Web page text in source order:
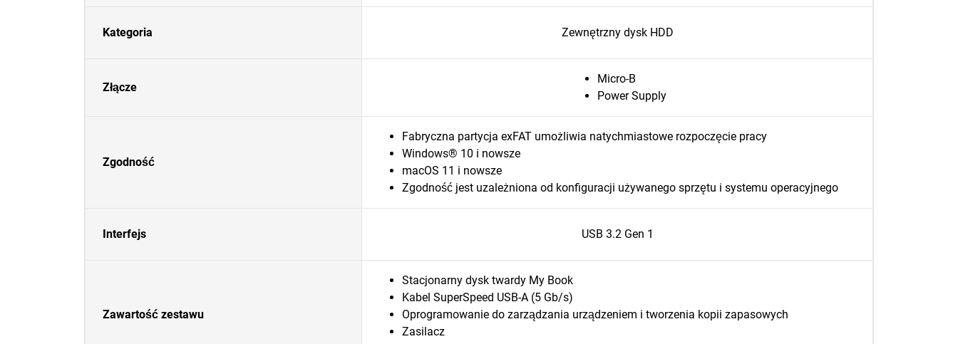
Kategoria Zewnętrzny dysk HDD
Złącze
Micro-B
Power Supply
Zgodność
Fabryczna partycja exFAT umożliwia natychmiastowe rozpoczęcie pracy
Windows® 10 i nowsze
macOS 11 i nowsze
Zgodność jest uzależniona od konfiguracji używanego sprzętu i systemu operacyjnego
Interfejs USB 3.2 Gen 1
Zawartość zestawu
Stacjonarny dysk twardy My Book
Kabel SuperSpeed USB-A (5 Gb/s)
Oprogramowanie do zarządzania urządzeniem i tworzenia kopii zapasowych
Zasilacz